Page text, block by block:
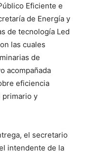
Eficiente e
de Energía y
de tecnología Led
las cuales
de
acompañada
eficiencia
primario y
el secretario
intendente de la